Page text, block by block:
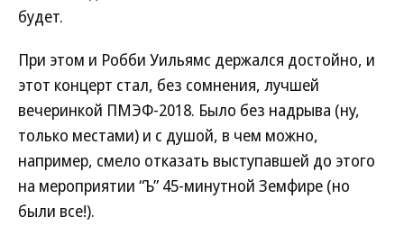
будет.
При этом и Робби Уильямс держался достойно, и
этот концерт стал, без сомнения, лучшей
вечеринкой ПМЭФ-2018. Было без надрыва (ну,
только местами) и с душой, в чем можно,
например, смело отказать выступавшей до этого
на мероприятии “Ъ” 45-минутной Земфире (но
были все!).